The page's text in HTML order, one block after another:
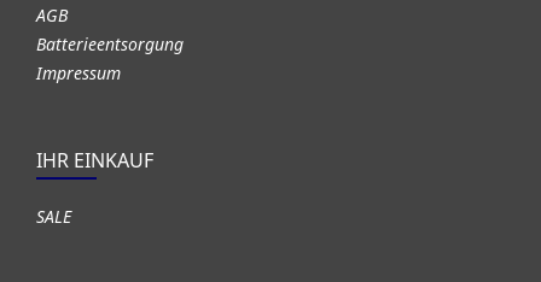
AGB
Batterieentsorgung
Impressum
IHR EINKAUF
SALE